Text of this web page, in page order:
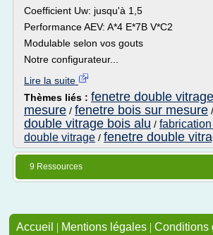
Coefficient Uw: jusqu'à 1,5
Performance AEV: A*4 E*7B V*C2
Modulable selon vos gouts
Notre configurateur...
Lire la suite
Thèmes liés : fenetre double
mesure / fenetre bois sur mesure /
double vitrage bois alu /
double vitrage / fenetre double
9 Ressources
Accueil | Mentions légales | Conditions